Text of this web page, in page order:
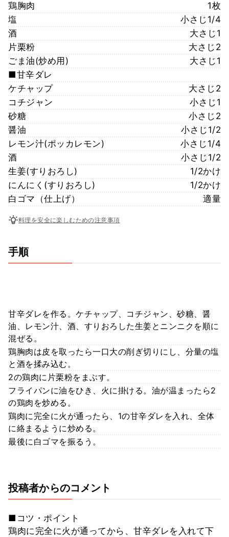
鶏胸肉
1枚
塩
小さじ1/4
酒
大さじ1
片栗粉
大さじ2
ごま油(炒め用)
大さじ1
■甘辛ダレ
ケチャップ
大さじ2
コチジャン
小さじ1
砂糖
小さじ2
醤油
小さじ1/2
レモン汁(ポッカレモン)
小さじ1/4
酒
小さじ1/2
生姜(すりおろし)
1/2かけ
にんにく(すりおろし)
1/2かけ
白ゴマ（仕上げ）
適量
料理を安全に楽しむための注意事項
手順
甘辛ダレを作る。ケチャップ、コチジャン、砂糖、醤
油、レモン汁、酒、すりおろした生姜とニンニクを順に
混ぜる。
鶏胸肉は皮を取ったら一口大の削ぎ切りにし、分量の塩
と酒を揉み込む。
2の鶏肉に片栗粉をまぶす。
フライパンに油をひき、火に掛ける。油が温まったら2
の鶏肉を炒める。
鶏肉に完全に火が通ったら、1の甘辛ダレを入れ、全体
に絡まるように炒める。
最後に白ゴマを振るう。
投稿者からのコメント
■コツ・ポイント
鶏肉に完全に火が通ってから、甘辛ダレを入れて下